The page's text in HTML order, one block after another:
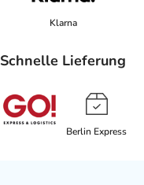
Klarna
Schnelle Lieferung
Berlin Express